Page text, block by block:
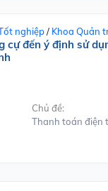
nghiệp/ Khoa Quản
cự đến ý định sử
Chủ đề:
Thanh toán điện